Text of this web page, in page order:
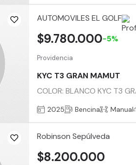
AUTOMOVILES EL GOLF
Providencia
KYC T3 GRAN MAMUT
COLOR: BLANCO KYC T3
$9.780.000-5%
2025 Bencina Manual
Robinson Sepúlveda
$8.200.000